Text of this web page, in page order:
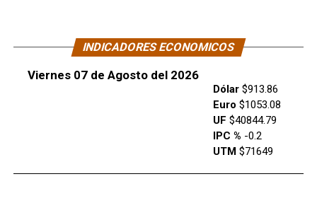
INDICADORES ECONOMICOS
Viernes 07 de Agosto del 2026
Dólar$913.86
Euro $1053.08
UF $40844.79
IPC % -0.2
UTM$71649